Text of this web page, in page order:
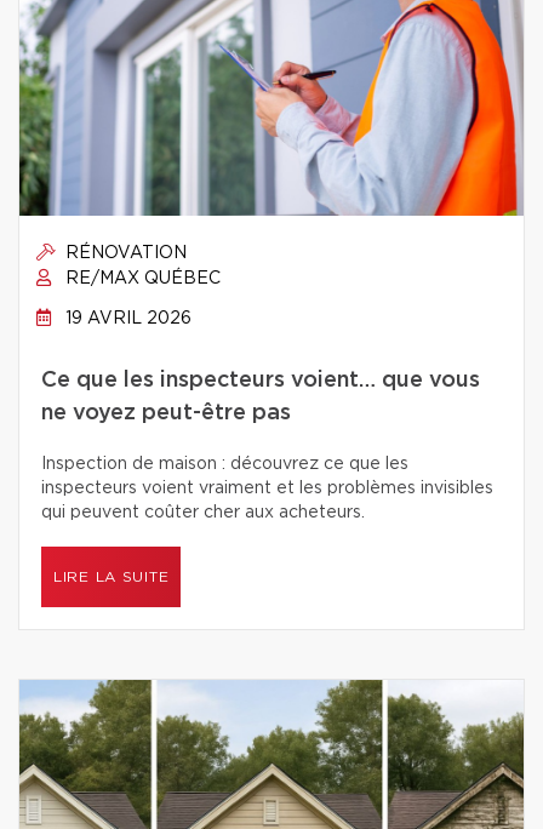
RÉNOVATION
RE/MAX QUÉBEC
19 AVRIL 2026
Ce que les inspecteurs voient… que vous
ne voyez peut-être pas
Inspection de maison : découvrez ce que les
inspecteurs voient vraiment et les problèmes invisibles
qui peuvent coûter cher aux acheteurs.
LIRE LA SUITE